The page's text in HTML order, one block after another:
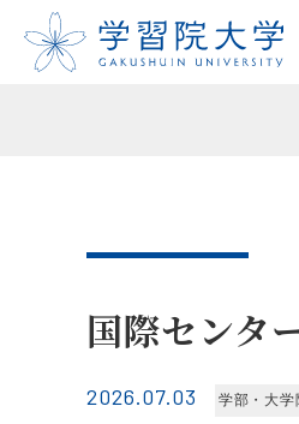
国際センタ
2026.07.03 学部・大学